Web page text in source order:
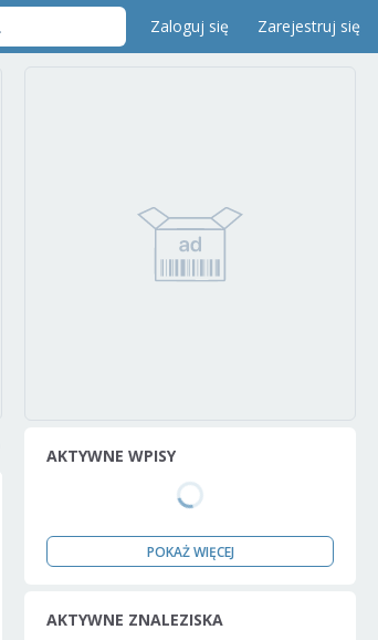
Zaloguj się Zarejestruj się
AKTYWNE WPISY
POKAŻ WIĘCEJ
AKTYWNE ZNALEZISKA